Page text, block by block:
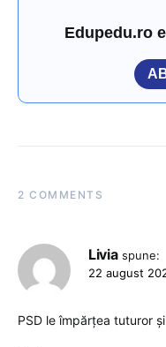
Edupedu.ro
2 COMMENTS
Livia spune:
22 august
PSD le împărțea tuturor